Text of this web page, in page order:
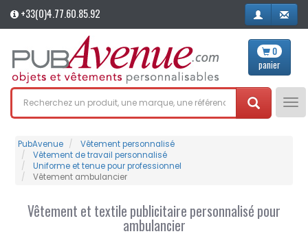
+33(0)4.77.60.85.92
0
panier
PubAvenue
Vêtement personnalisé
Vêtement de travail personnalisé
Uniforme et tenue pour professionnel
Vêtement ambulancier
Vêtement et textile publicitaire personnalisé pour
ambulancier